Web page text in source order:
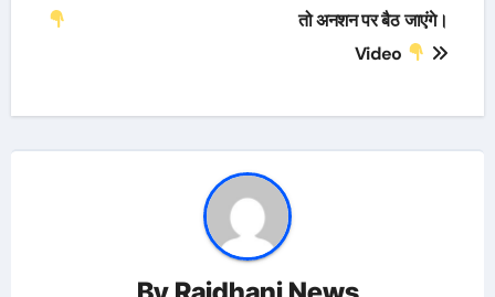
तो अनशन पर बैठ जाएंगे।
Video